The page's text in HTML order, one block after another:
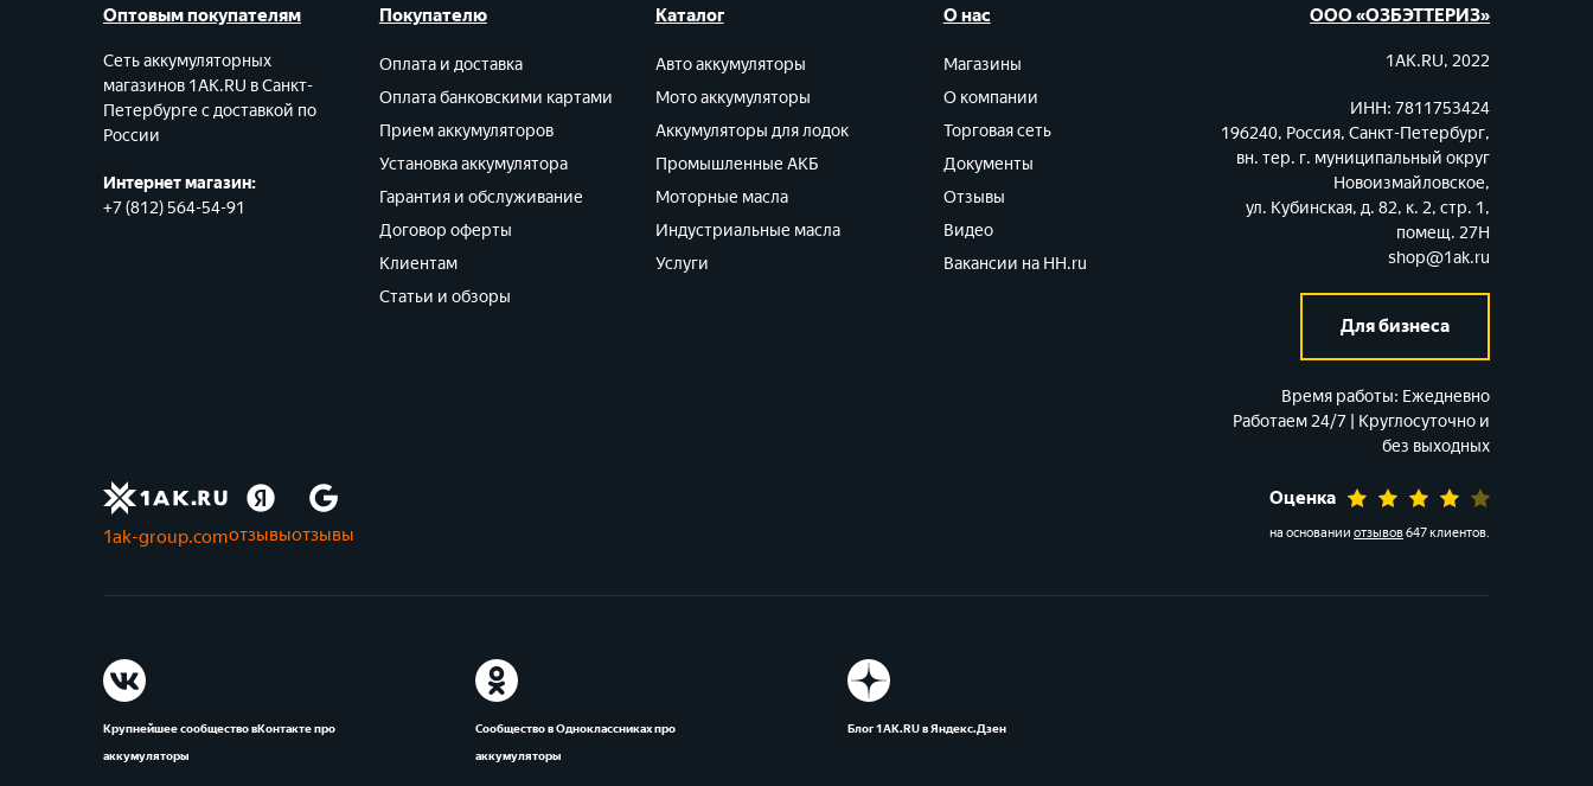
Оптовым покупателям
Сеть аккумуляторных
магазинов 1AK.RU в Санкт-
Петербурге с доставкой по
России
Интернет магазин:
+7 (812) 564-54-91
Покупателю
Оплата и доставка
Оплата банковскими картами
Прием аккумуляторов
Установка аккумулятора
Гарантия и обслуживание
Договор оферты
Клиентам
Статьи и обзоры
Каталог
Авто аккумуляторы
Мото аккумуляторы
Аккумуляторы для лодок
Промышленные АКБ
Моторные масла
Индустриальные масла
Услуги
О нас
Магазины
О компании
Торговая сеть
Документы
Отзывы
Видео
Вакансии на HH.ru
ООО «ОЗБЭТТЕРИЗ»
1AK.RU, 2022
ИНН: 7811753424
196240, Россия, Санкт-Петербург,
вн. тер. г. муниципальный округ
Новоизмайловское,
ул. Кубинская, д. 82, к. 2, стр. 1,
помещ. 27Н
shop@1ak.ru
Для бизнеса
Время работы: Ежедневно
Работаем 24/7 | Круглосуточно и
без выходных
1ak-group.comотзывыотзывы
Оценка
на основании отзывов647 клиентов.
Крупнейшее сообщество вКонтакте про
аккумуляторы
Сообщество в Одноклассниках про
аккумуляторы
Блог 1АК.RU в Яндекс.Дзен